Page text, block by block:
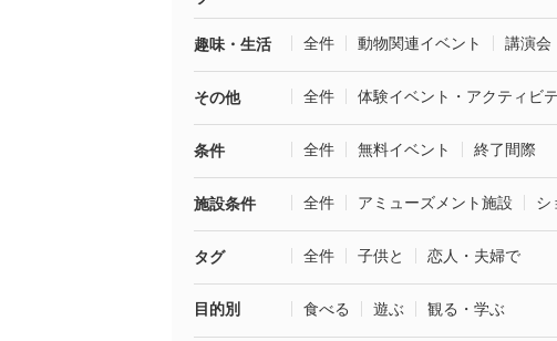
趣味・生活 全件 動物関連イベント 講演会
その他 全件 体験イベント・アクティビ
条件 全件 無料イベント 終了間際
施設条件 全件 アミューズメント施設 シ
タグ 全件 子供と 恋人・夫婦で
目的別 食べる 遊ぶ 観る・学ぶ